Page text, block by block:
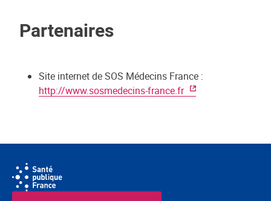
Partenaires
Site internet de SOS Médecins France :
http://www.sosmedecins-france.fr